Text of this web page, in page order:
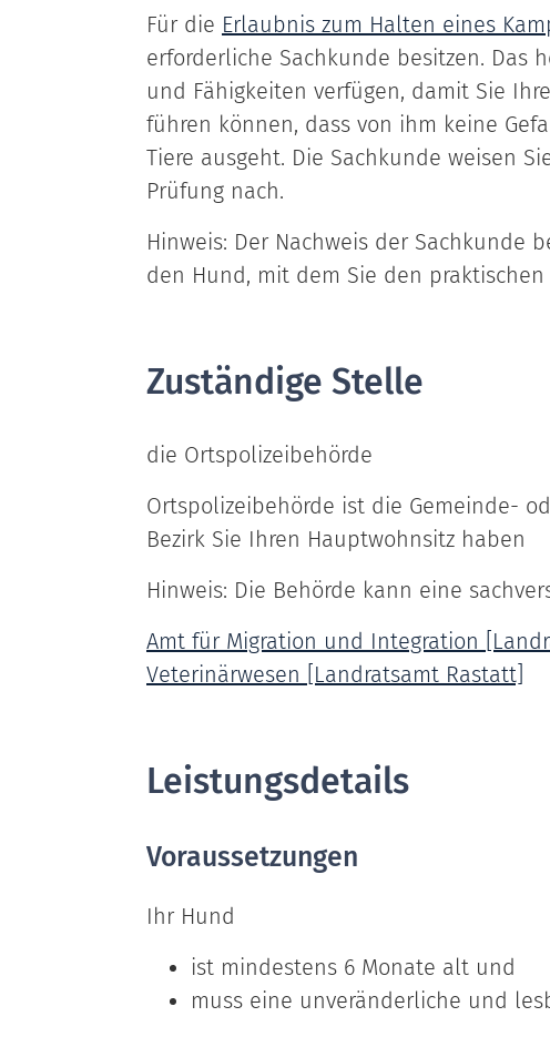
Für die Erlaubnis zum Halten eines
erforderliche Sachkunde besitzen. Das
und Fähigkeiten verfügen, damit Sie
führen können, dass von ihm keine
Tiere ausgeht. Die Sachkunde weisen
Prüfung nach.
Hinweis: Der Nachweis der Sachkunde
den Hund, mit dem Sie den
Zuständige Stelle
die Ortspolizeibehörde
Ortspolizeibehörde ist die Gemeinde-
Bezirk Sie Ihren Hauptwohnsitz haben
Hinweis: Die Behörde kann eine
Amt für Migration und Integration
Veterinärwesen [Landratsamt Rastatt]
Leistungsdetails
Voraussetzungen
Ihr Hund
ist mindestens 6 Monate alt und
muss eine unveränderliche und